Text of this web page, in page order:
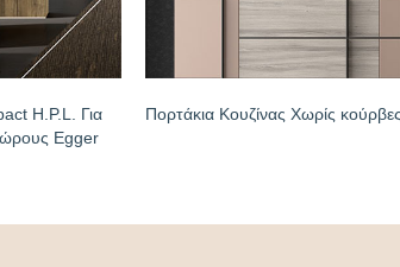
H.P.L. Για
Egger
Πορτάκια Κουζίνας Χωρίς